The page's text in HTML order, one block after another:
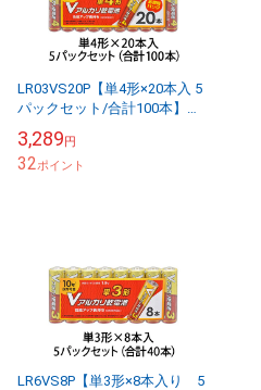
LR03VS20P【単4形×20本入 5
パックセット/合計100本】
リ乾電池 Vシリーズ1.5V 20
本...
3,289円
32ポイント
LR6VS8P【単3形×8本入り 5